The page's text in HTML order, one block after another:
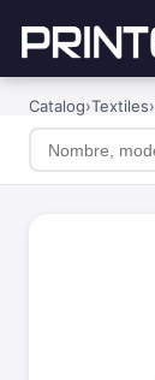
Catalog›Textiles›